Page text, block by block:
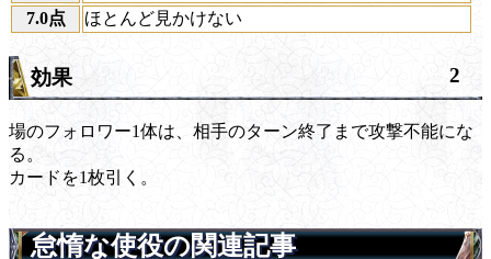
7.0点
ほとんど見かけない
効果 2
場のフォロワー1体は、相手のターン終了まで攻撃不能にな
る。
カードを1枚引く。
怠惰な使役の関連記事